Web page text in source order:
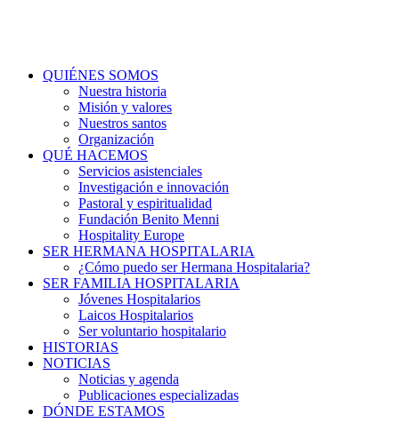
QUIÉNES SOMOS
Nuestra historia
Misión y valores
Nuestros santos
Organización
QUÉ HACEMOS
Servicios asistenciales
Investigación e innovación
Pastoral y espiritualidad
Fundación Benito Menni
Hospitality Europe
SER HERMANA HOSPITALARIA
¿Cómo puedo ser Hermana Hospitalaria?
SER FAMILIA HOSPITALARIA
Jóvenes Hospitalarios
Laicos Hospitalarios
Ser voluntario hospitalario
HISTORIAS
NOTICIAS
Noticias y agenda
Publicaciones especializadas
DÓNDE ESTAMOS